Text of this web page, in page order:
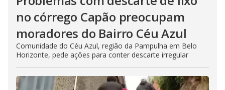
no córrego Capão preocupam
moradores do Bairro Céu Azul
Comunidade do Céu Azul, região da Pampulha em Belo
Horizonte, pede ações para conter descarte irregular